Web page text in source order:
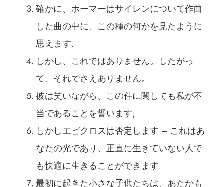
確かに、ホーマーはサイレンについて作曲
した曲の中に、この種の何かを見たように
思えます.
しかし、これではありません。したがっ
て、それでさえありません。
彼は笑いながら、この件に関しても私が不
当であることを誓います;
しかしエピクロスは否定します – これはあ
なたの光であり、正直に生きていない人で
も快適に生きることができます.
最初に起きた小さな子供たちは、あたかも